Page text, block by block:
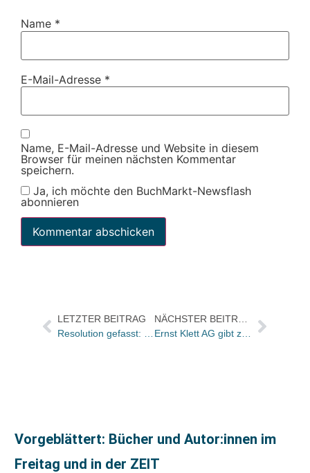
Name *
E-Mail-Adresse *
Name, E-Mail-Adresse und Website in diesem
Browser für meinen nächsten Kommentar
speichern.
Ja, ich möchte den BuchMarkt-Newsflash
abonnieren
LETZTER BEITRAG
Vorgeblättert: Bücher und Autor:innen im
Freitag und in der ZEIT